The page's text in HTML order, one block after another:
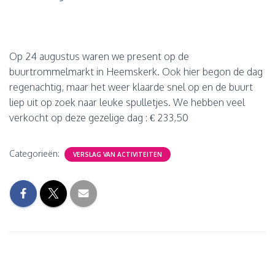
Op 24 augustus waren we present op de
buurtrommelmarkt in Heemskerk. Ook hier begon de dag
regenachtig, maar het weer klaarde snel op en de buurt
liep uit op zoek naar leuke spulletjes. We hebben veel
verkocht op deze gezelige dag : € 233,50
Categorieën: VERSLAG VAN ACTIVITEITEN